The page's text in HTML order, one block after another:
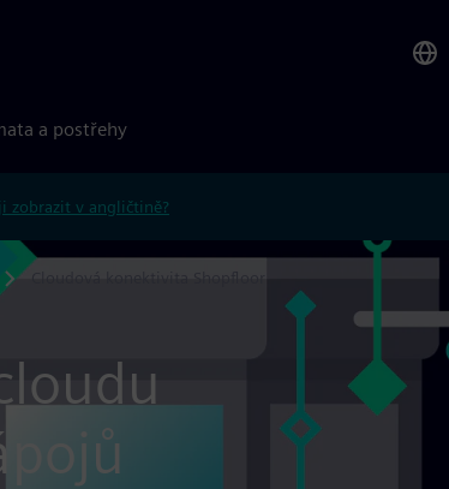
a postřehy
zobrazit v angličtině?